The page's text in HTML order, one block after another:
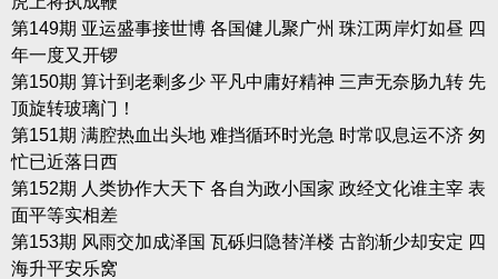
第149期 亚运盛事接世博 各国健儿聚广州 珠江两岸灯如昼 四
年一度又开锣
第150期 算计到老剩多少 平凡中庸好精神 三声无奈肠九转 先
顶旋转玻璃门！
第151期 满腔热血出头地 难挡循环时光急 时常叹息运不济 匆
忙已近落日西
第152期 人类协作大天下 各自为政小国家 政经文化谁主宰 表
面平等实相差
第153期 风雨交加成泽国 瓦砾归隐替洋楼 古韵渐少却安定 四
海升平安乐窝